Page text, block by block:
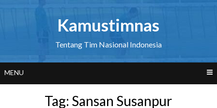
Kamustimnas
Tentang Tim Nasional Indonesia
MENU
Tag: Sansan Susanpur